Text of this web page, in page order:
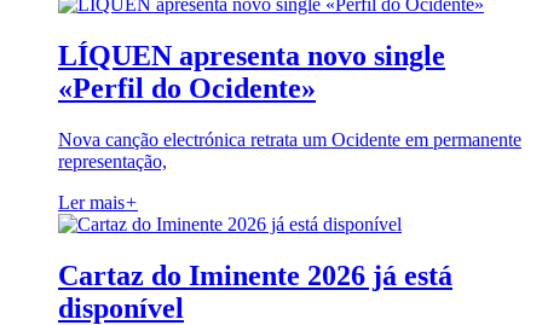
LÍQUEN apresenta novo single
«Perfil do Ocidente»
Nova canção electrónica retrata um Ocidente em permanente
representação,
Ler mais+
Cartaz do Iminente 2026 já está
disponível